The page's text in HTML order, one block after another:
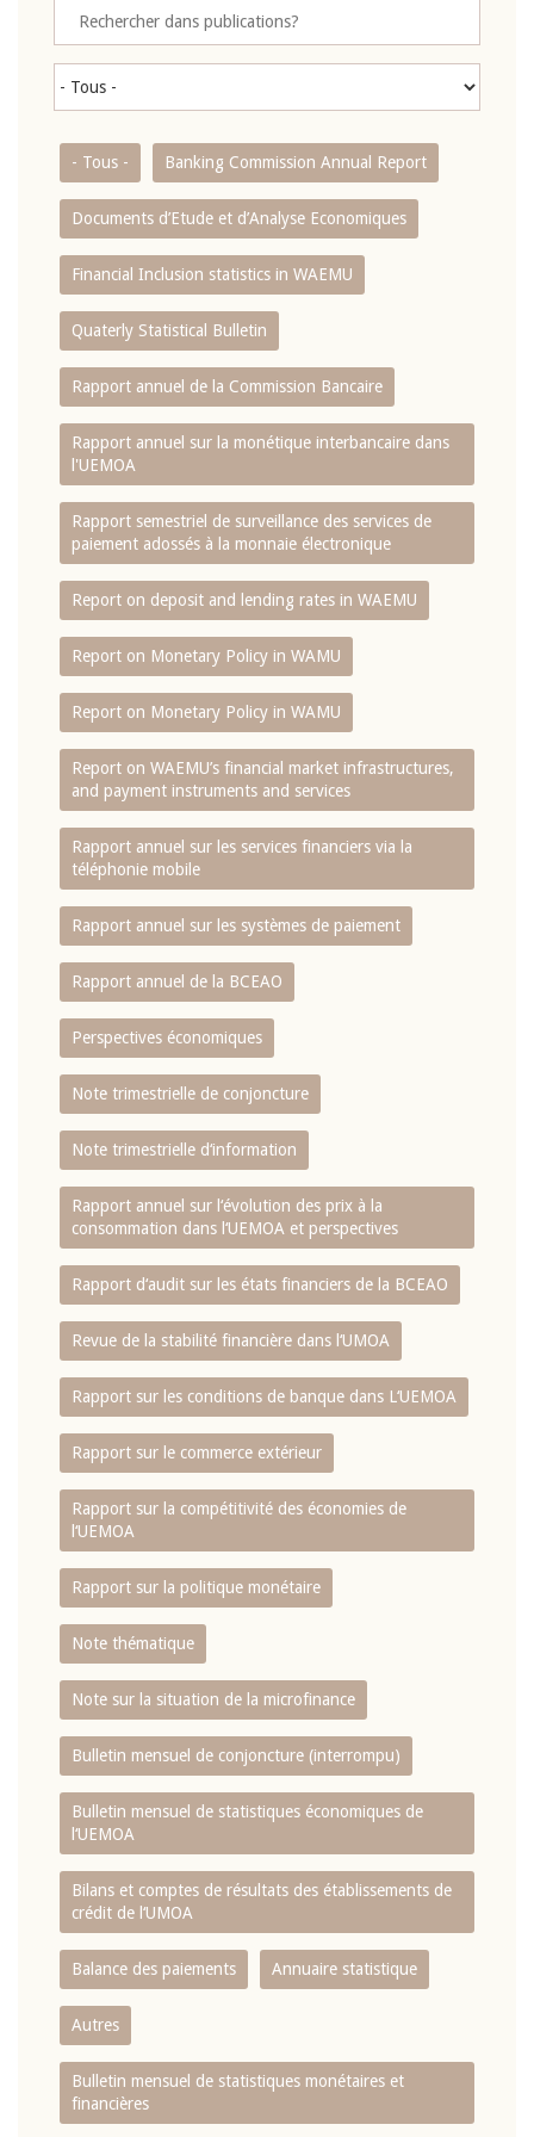
- Tous - Banking Commission Annual Report
Documents d’Etude et d’Analyse Economiques
Financial Inclusion statistics in WAEMU
Quaterly Statistical Bulletin
Rapport annuel de la Commission Bancaire
Rapport annuel sur la monétique interbancaire dans
l'UEMOA
Rapport semestriel de surveillance des services de
paiement adossés à la monnaie électronique
Report on deposit and lending rates in WAEMU
Report on Monetary Policy in WAMU
Report on Monetary Policy in WAMU
Report on WAEMU’s financial market infrastructures,
and payment instruments and services
Rapport annuel sur les services financiers via la
téléphonie mobile
Rapport annuel sur les systèmes de paiement
Rapport annuel de la BCEAO
Perspectives économiques
Note trimestrielle de conjoncture
Note trimestrielle d‘information
Rapport annuel sur l‘évolution des prix à la
consommation dans l‘UEMOA et perspectives
Rapport d‘audit sur les états financiers de la BCEAO
Revue de la stabilité financière dans l‘UMOA
Rapport sur les conditions de banque dans L‘UEMOA
Rapport sur le commerce extérieur
Rapport sur la compétitivité des économies de
l‘UEMOA
Rapport sur la politique monétaire
Note thématique
Note sur la situation de la microfinance
Bulletin mensuel de conjoncture (interrompu)
Bulletin mensuel de statistiques économiques de
l‘UEMOA
Bilans et comptes de résultats des établissements de
crédit de l‘UMOA
Balance des paiements Annuaire statistique
Autres
Bulletin mensuel de statistiques monétaires et
financières